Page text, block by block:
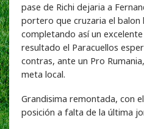
pase de Richi dejaria a
portero que cruzaria el balon
completando así un
resultado el Paracuellos
contras, ante un Pro
meta local.
Grandisima remontada, con
posición a falta de la última